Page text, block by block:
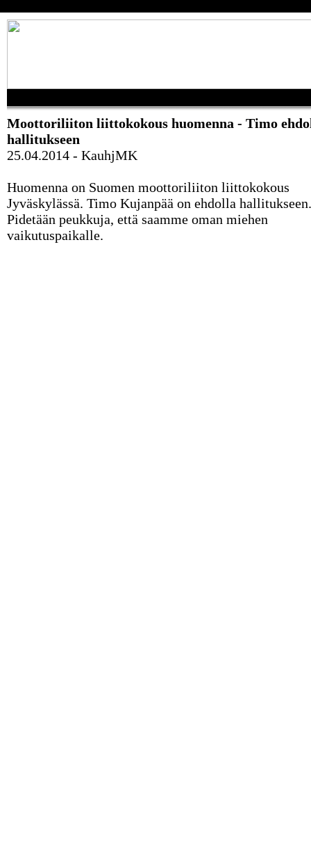
Moottoriliiton liittokokous huomenna - Timo
hallitukseen
25.04.2014 - KauhjMK
Huomenna on Suomen moottoriliiton liittokokous
Jyväskylässä. Timo Kujanpää on ehdolla hallitukseen.
Pidetään peukkuja, että saamme oman miehen
vaikutuspaikalle.